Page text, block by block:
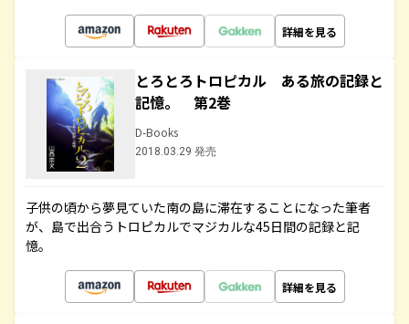
詳細を見る
とろとろトロピカル ある旅の記録と
記憶。 第2巻
D-Books
2018.03.29 発売
子供の頃から夢見ていた南の島に滞在することになった筆者
が、島で出合うトロピカルでマジカルな45日間の記録と記
憶。
詳細を見る